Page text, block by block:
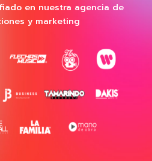
en nuestra agencia de
y marketing